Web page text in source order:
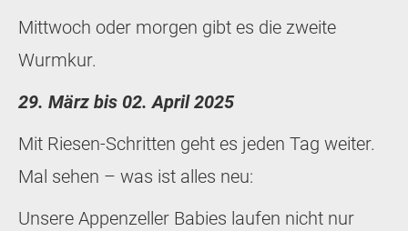
Mittwoch oder morgen gibt es die zweite
Wurmkur.
29. März bis 02. April 2025
Mit Riesen-Schritten geht es jeden Tag weiter.
Mal sehen – was ist alles neu:
Unsere Appenzeller Babies laufen nicht nur